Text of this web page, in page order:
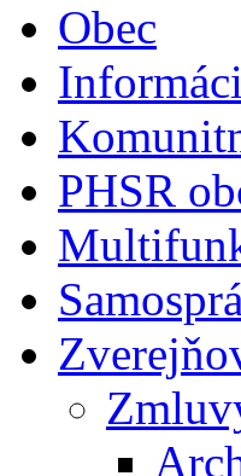
Obec
PHSR